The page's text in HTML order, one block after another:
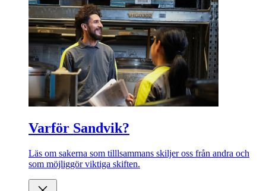
Varför Sandvik?
Läs om sakerna som tilllsammans skiljer oss från andra och
som möjliggör viktiga skiften.